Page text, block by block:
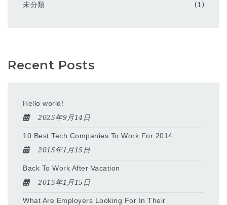
未分類
(1)
Recent Posts
Hello world!
2025年9月14日
10 Best Tech Companies To Work For 2014
2015年1月15日
Back To Work After Vacation
2015年1月15日
What Are Employers Looking For In Their